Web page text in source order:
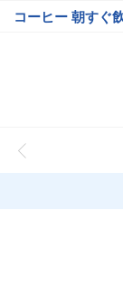
コーヒー 朝すぐ